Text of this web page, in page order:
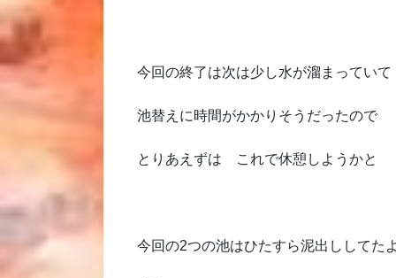
今回の終了は次は少し水が溜まっていて
池替えに時間がかかりそうだったので
とりあえずは これで休憩しようかと
今回の2つの池はひたすら泥出ししてた